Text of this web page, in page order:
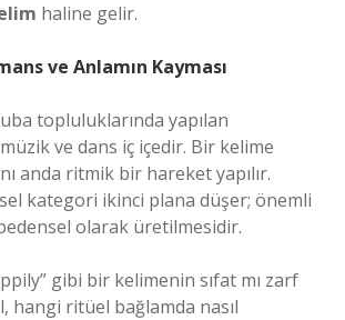
haline gelir.
ve Anlamın Kayması
topluluklarında yapılan
ve dans iç içedir. Bir kelime
anda ritmik bir hareket yapılır.
kategori ikinci plana düşer; önemli
olarak üretilmesidir.
gibi bir kelimenin sıfat mı zarf
hangi ritüel bağlamda nasıl